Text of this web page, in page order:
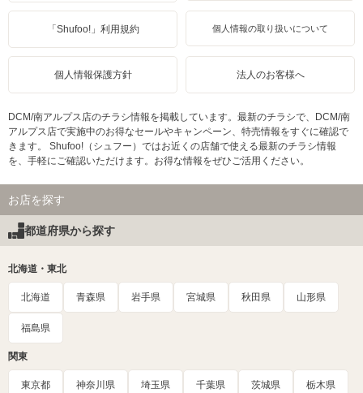
「Shufoo!」利用規約 個人情報の取り扱いについて
個人情報保護方針 法人のお客様へ
DCM/南アルプス店のチラシ情報を掲載しています。最新のチラシで、DCM/南
アルプス店で実施中のお得なセールやキャンペーン、特売情報をすぐに確認で
きます。 Shufoo!（シュフー）ではお近くの店舗で使える最新のチラシ情報
を、手軽にご確認いただけます。お得な情報をぜひご活用ください。
お店を探す
都道府県から探す
北海道・東北
北海道 青森県 岩手県 宮城県 秋田県 山形県
福島県
関東
東京都 神奈川県 埼玉県 千葉県 茨城県 栃木県